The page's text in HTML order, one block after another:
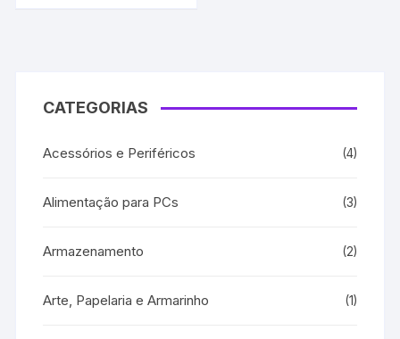
CATEGORIAS
Acessórios e Periféricos (4)
Alimentação para PCs (3)
Armazenamento (2)
Arte, Papelaria e Armarinho (1)